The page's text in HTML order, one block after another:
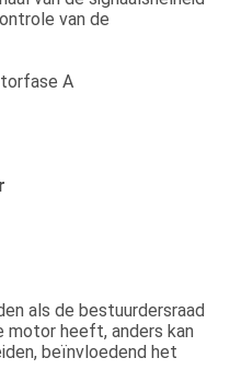
van de
A
als de bestuurdersraad
motor heeft, anders kan
beïnvloedend het